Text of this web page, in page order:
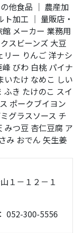
他食品 ｜ 農産加
ト加工 ｜ 量販店・
館 メーカー 業務用
スビーンズ 大豆
リー りんご 洋ナシ
峰 びわ 白桃 パイナ
いたけ なめこ しい
ふき たけのこ スイ
ポークブイヨン
グラスソース チ
みつ豆 杏仁豆腐 ア
み おでん 矢生姜
１－１２－１
052-300-5556